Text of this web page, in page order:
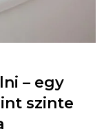
– egy
szinte